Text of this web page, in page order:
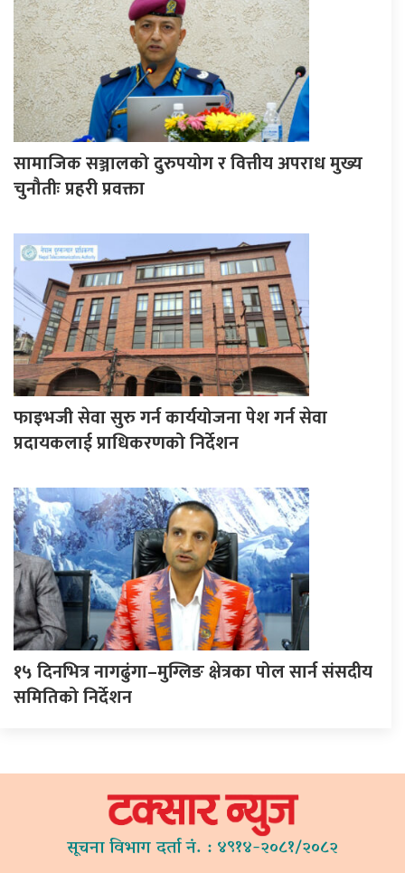
सामाजिक सञ्जालको दुरुपयोग र वित्तीय अपराध मुख्य
चुनौतीः प्रहरी प्रवक्ता
फाइभजी सेवा सुरु गर्न कार्ययोजना पेश गर्न सेवा
प्रदायकलाई प्राधिकरणको निर्देशन
१५ दिनभित्र नागढुंगा–मुग्लिङ क्षेत्रका पोल सार्न संसदीय
समितिको निर्देशन
सूचना विभाग दर्ता नं. : ४९१४-२०८१/२०८२